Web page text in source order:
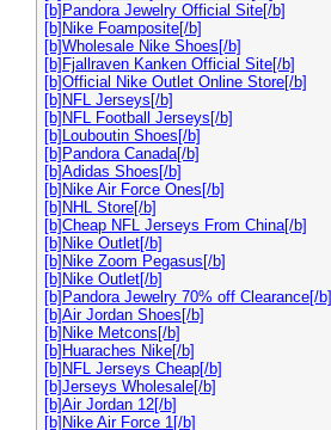
[b]Pandora Jewelry Official Site[/b]
[b]Nike Foamposite[/b]
[b]Wholesale Nike Shoes[/b]
[b]Fjallraven Kanken Official Site[/b]
[b]Official Nike Outlet Online Store[/b]
[b]NFL Jerseys[/b]
[b]NFL Football Jerseys[/b]
[b]Louboutin Shoes[/b]
[b]Pandora Canada[/b]
[b]Adidas Shoes[/b]
[b]Nike Air Force Ones[/b]
[b]NHL Store[/b]
[b]Cheap NFL Jerseys From China[/b]
[b]Nike Outlet[/b]
[b]Nike Zoom Pegasus[/b]
[b]Nike Outlet[/b]
[b]Pandora Jewelry 70% off Clearance[/b]
[b]Air Jordan Shoes[/b]
[b]Nike Metcons[/b]
[b]Huaraches Nike[/b]
[b]NFL Jerseys Cheap[/b]
[b]Jerseys Wholesale[/b]
[b]Air Jordan 12[/b]
[b]Nike Air Force 1[/b]